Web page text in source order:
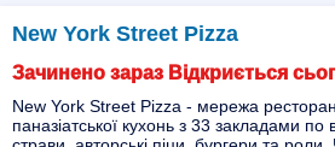
New York Street Pizza
Зачинено зараз Відкриється
New York Street Pizza - мережа
паназіатської кухонь з 33 закладами по